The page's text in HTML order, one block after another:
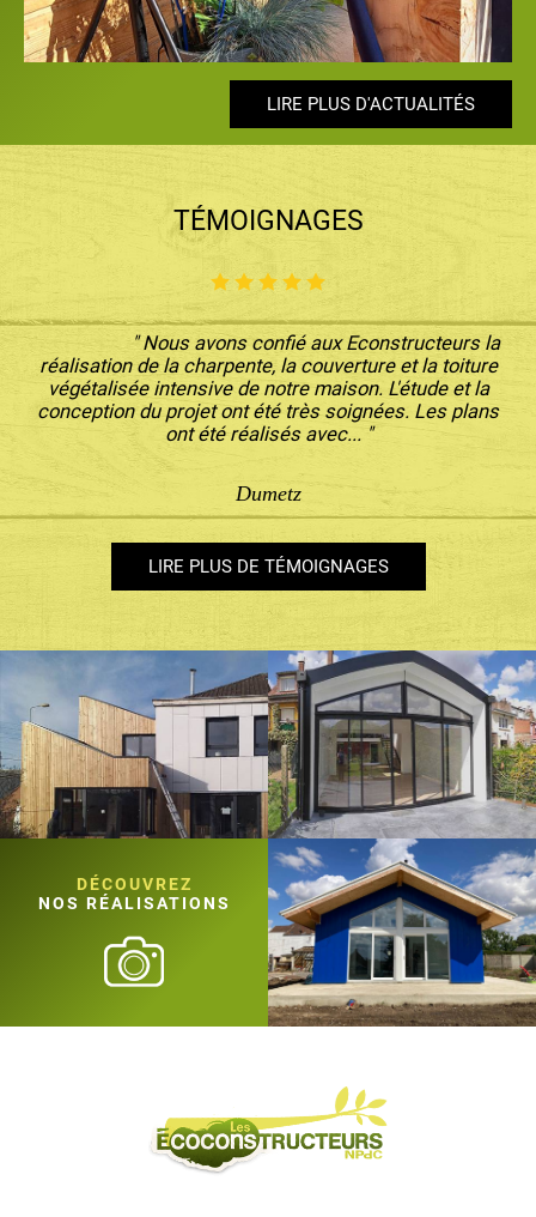
LIRE PLUS D'ACTUALITÉS
LIRE PLUS D'ACTUALITÉS
LIRE PLUS D'ACTUALITÉS
LIRE PLUS D'ACTUALITÉS
LIRE PLUS D'ACTUALITÉS
TÉMOIGNAGES
" Nous avons confié aux Econstructeurs la
réalisation de la charpente, la couverture et la toiture
végétalisée intensive de notre maison. L'étude et la
conception du projet ont été très soignées. Les plans
ont été réalisés avec... "
Dumetz
LIRE PLUS DE TÉMOIGNAGES
DÉCOUVREZ
NOS RÉALISATIONS